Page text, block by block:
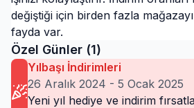
değiştiği için birden fazla
fayda var.
Özel Günler (1)
Yılbaşı İndirimleri
26 Aralık 2024 - 5 Ocak 2025
Yeni yıl hediye ve indirim